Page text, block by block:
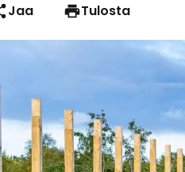
Jaa Tulosta